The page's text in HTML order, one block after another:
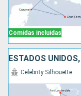
Comidas incluidas
Celebrity Silhouette